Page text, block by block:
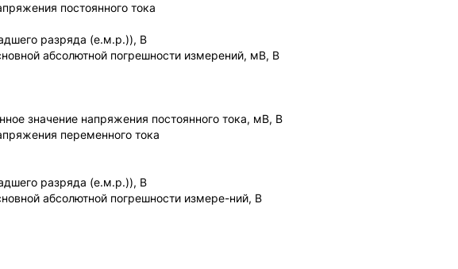
постоянного тока
разряда (е.м.р.)), В
абсолютной погрешности измерений, мВ, В
значение напряжения постоянного тока, мВ, В
переменного тока
разряда (е.м.р.)), В
абсолютной погрешности измере-ний, В